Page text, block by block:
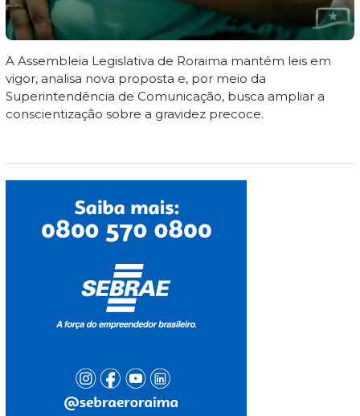
A Assembleia Legislativa de Roraima mantém leis em
vigor, analisa nova proposta e, por meio da
Superintendência de Comunicação, busca ampliar a
conscientização sobre a gravidez precoce.